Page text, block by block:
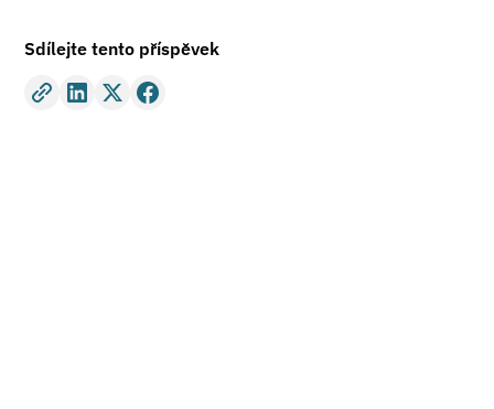
Sdílejte tento příspěvek